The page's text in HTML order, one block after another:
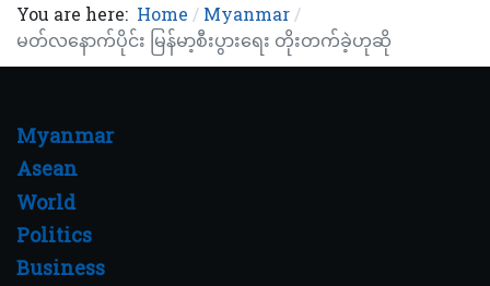
You are here: Home
Myanmar
မတ်လနောက်ပိုင်း မြန်မာ့စီးပွားရေး တိုးတက်ခဲ့ဟုဆို
Myanmar
Asean
World
Politics
Business